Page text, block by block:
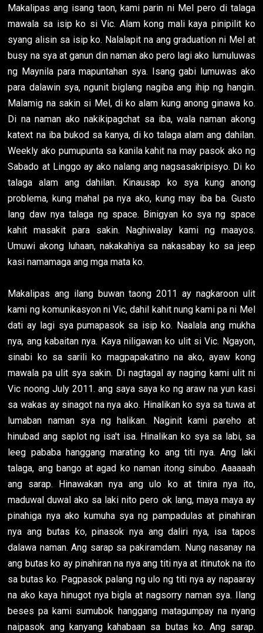
Makalipas ang isang taon, kami parin ni Mel pero di talaga
mawala sa isip ko si Vic. Alam kong mali kaya pinipilit ko
syang alisin sa isip ko. Nalalapit na ang graduation ni Mel at
busy na sya at ganun din naman ako pero lagi ako lumuluwas
ng Maynila para mapuntahan sya. Isang gabi lumuwas ako
para dalawin sya, ngunit biglang nagiba ang ihip ng hangin.
Malamig na sakin si Mel, di ko alam kung anong ginawa ko.
Di na naman ako nakikipagchat sa iba, wala naman akong
katext na iba bukod sa kanya, di ko talaga alam ang dahilan.
Weekly ako pumupunta sa kanila kahit na may pasok ako ng
Sabado at Linggo ay ako nalang ang nagsasakripisyo. Di ko
talaga alam ang dahilan. Kinausap ko sya kung anong
problema, kung mahal pa nya ako, kung may iba ba. Gusto
lang daw nya talaga ng space. Binigyan ko sya ng space
kahit masakit para sakin. Naghiwalay kami ng maayos.
Umuwi akong luhaan, nakakahiya sa nakasabay ko sa jeep
kasi namamaga ang mga mata ko.
Makalipas ang ilang buwan taong 2011 ay nagkaroon ulit
kami ng komunikasyon ni Vic, dahil kahit nung kami pa ni Mel
dati ay lagi sya pumapasok sa isip ko. Naalala ang mukha
nya, ang kabaitan nya. Kaya niligawan ko ulit si Vic. Ngayon,
sinabi ko sa sarili ko magpapakatino na ako, ayaw kong
mawala pa ulit sya sakin. Di nagtagal ay naging kami ulit ni
Vic noong July 2011. ang saya saya ko ng araw na yun kasi
sa wakas ay sinagot na nya ako. Hinalikan ko sya sa tuwa at
lumaban naman sya ng halikan. Naginit kami pareho at
hinubad ang saplot ng isa't isa. Hinalikan ko sya sa labi, sa
leeg pababa hanggang marating ko ang titi nya. Ang laki
talaga, ang bango at agad ko naman itong sinubo. Aaaaaah
ang sarap. Hinawakan nya ang ulo ko at tinira nya ito,
maduwal duwal ako sa laki nito pero ok lang, maya maya ay
pinahiga nya ako kumuha sya ng pampadulas at pinahiran
nya ang butas ko, pinasok nya ang daliri nya, isa tapos
dalawa naman. Ang sarap sa pakiramdam. Nung nasanay na
ang butas ko ay pinahiran na nya ang titi nya at itinutok na ito
sa butas ko. Pagpasok palang ng ulo ng titi nya ay napaaray
na ako kaya hinugot nya bigla at nagsorry naman sya. Ilang
beses pa kami sumubok hanggang matagumpay na nyang
naipasok ang kanyang kahabaan sa butas ko. Ang sarap.